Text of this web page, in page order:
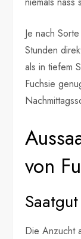
Je nach
Stunden
als in tiefem
Fuchsie
von
Die Anzucht